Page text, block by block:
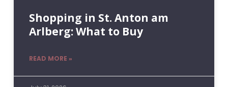
Shopping in St. Anton am
Arlberg: What to Buy
READ MORE »